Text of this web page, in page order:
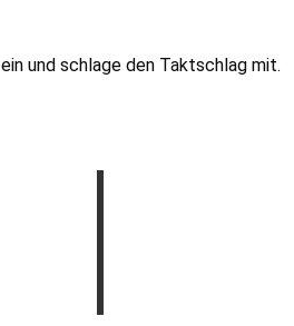
und schlage den Taktschlag mit.